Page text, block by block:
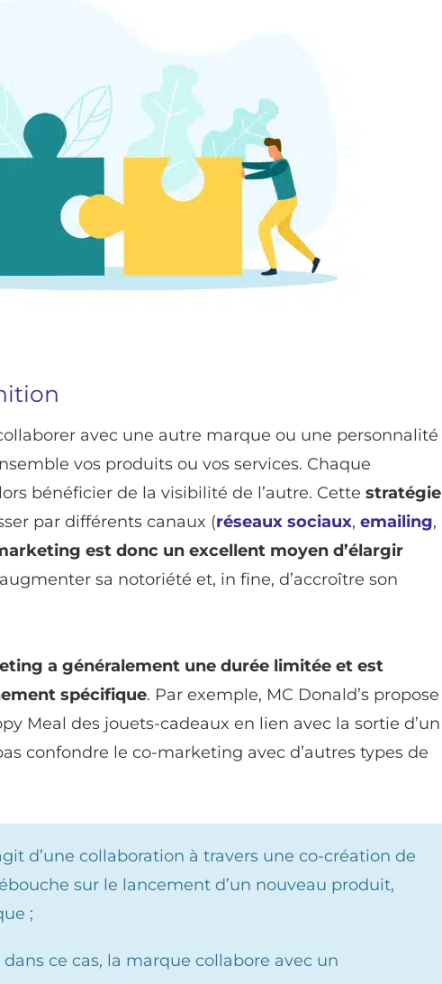
avec une autre marque ou une personnalité
vos produits ou vos services. Chaque
bénéficier de la visibilité de l’autre. Cette stratégie
par différents canaux (réseaux sociaux, emailing,
est donc un excellent moyen d’élargir
sa notoriété et, in fine, d’accroître son
a généralement une durée limitée et est
spécifique. Par exemple, MC Donald’s propose
Meal des jouets-cadeaux en lien avec la sortie d’un
confondre le co-marketing avec d’autres types de
d’une collaboration à travers une co-création de
sur le lancement d’un nouveau produit,
;
dans ce cas, la marque collabore avec un